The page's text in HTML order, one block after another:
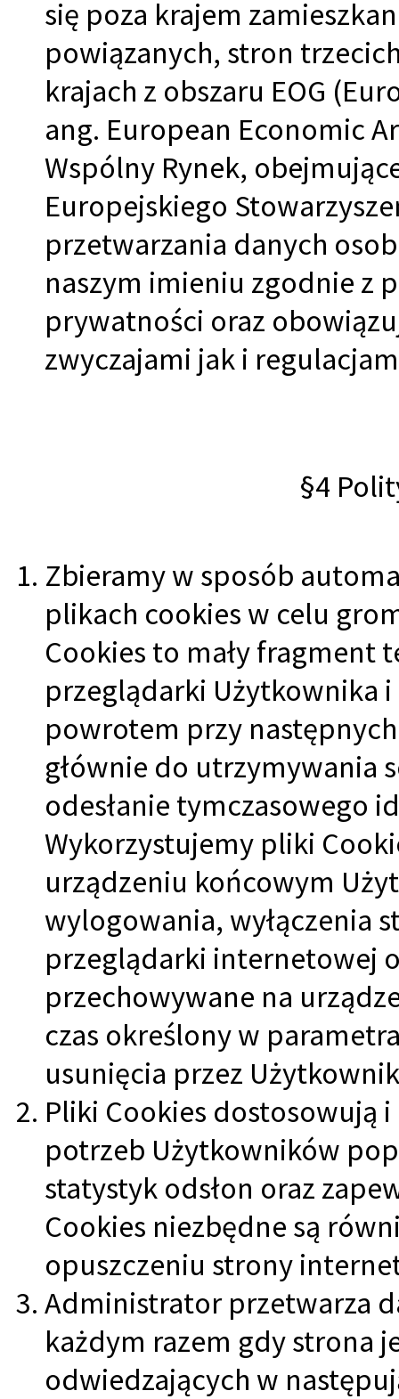
się poza krajem
powiązanych, stron
krajach z obszaru EOG
ang. European Economic
Wspólny Rynek,
Europejskiego
przetwarzania danych
naszym imieniu zgodnie z
prywatności oraz
zwyczajami jak i
§4
Zbieramy w sposób
plikach cookies w celu
Cookies to mały fragment
przeglądarki Użytkownika
powrotem przy
głównie do utrzymywania
odesłanie tymczasowego
Wykorzystujemy pliki
urządzeniu końcowym
wylogowania, wyłączenia
przeglądarki internetowej
przechowywane na
czas określony w
usunięcia przez
Pliki Cookies dostosowują
potrzeb Użytkowników
statystyk odsłon oraz
Cookies niezbędne są
opuszczeniu strony
Administrator przetwarza
każdym razem gdy strona
odwiedzających w